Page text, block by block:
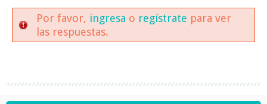
Por favor, ingresa o regístrate para ver
las respuestas.